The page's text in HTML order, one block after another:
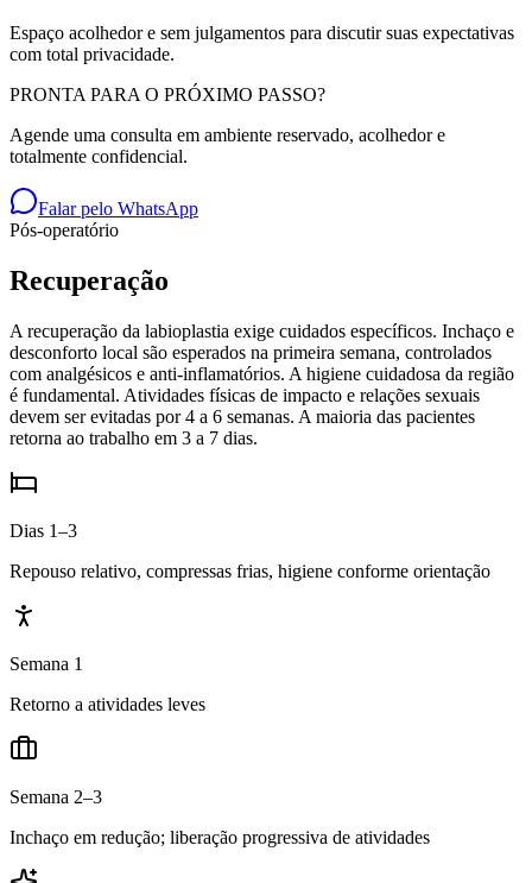
Espaço acolhedor e sem julgamentos para discutir suas expectativas
com total privacidade.
PRONTA PARA O PRÓXIMO PASSO?
Agende uma consulta em ambiente reservado, acolhedor e
totalmente confidencial.
Falar pelo WhatsApp
Pós-operatório
Recuperação
A recuperação da labioplastia exige cuidados específicos. Inchaço e
desconforto local são esperados na primeira semana, controlados
com analgésicos e anti-inflamatórios. A higiene cuidadosa da região
é fundamental. Atividades físicas de impacto e relações sexuais
devem ser evitadas por 4 a 6 semanas. A maioria das pacientes
retorna ao trabalho em 3 a 7 dias.
Dias 1–3
Repouso relativo, compressas frias, higiene conforme orientação
Semana 1
Retorno a atividades leves
Semana 2–3
Inchaço em redução; liberação progressiva de atividades